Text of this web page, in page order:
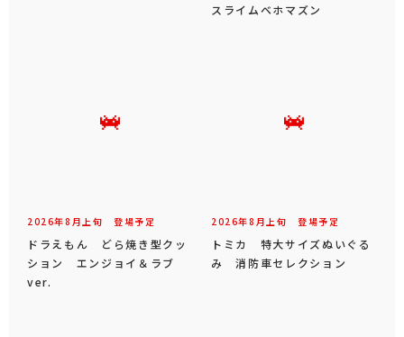
スライムベホマズン
2026年8 月 上旬 登場予定
ドラえもん どら焼き型クッ
ション エンジョイ＆ラブ
ver.
2026年8 月 上旬 登場予定
トミカ 特大サイズぬいぐる
み 消防車セレクション